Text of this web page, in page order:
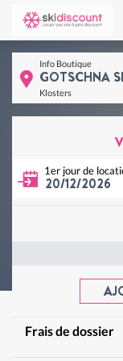
Info Boutique
GOTSCHNA
Klosters
20/12/2026
1er jour de
Frais de dossier